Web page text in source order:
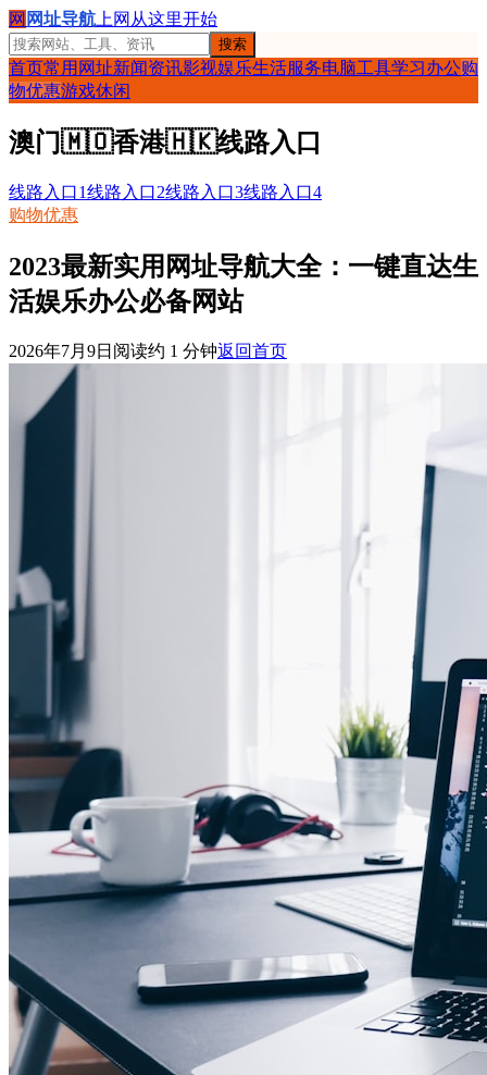
网 网址导航 上网从这里开始
搜索
首页常用网址新闻资讯影视娱乐生活服务电脑工具学习办公购
物优惠游戏休闲
澳门🇲🇴香港🇭🇰线路入口
线路入口1线路入口2线路入口3线路入口4
购物优惠
2023最新实用网址导航大全：一键直达生
活娱乐办公必备网站
2026年7月9日 阅读约 1 分钟返回首页